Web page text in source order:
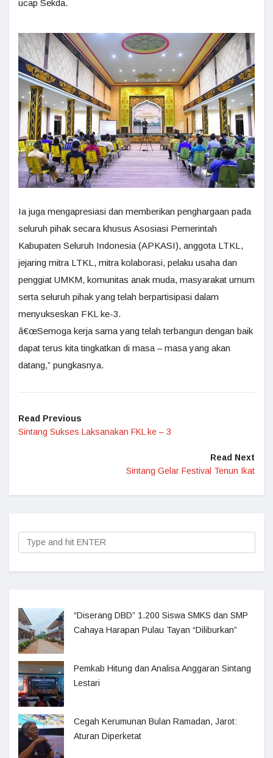
ucap Sekda.
Ia juga mengapresiasi dan memberikan penghargaan pada
seluruh pihak secara khusus Asosiasi Pemerintah
Kabupaten Seluruh Indonesia (APKASI), anggota LTKL,
jejaring mitra LTKL, mitra kolaborasi, pelaku usaha dan
penggiat UMKM, komunitas anak muda, masyarakat umum
serta seluruh pihak yang telah berpartisipasi dalam
menyukseskan FKL ke-3.
â€œSemoga kerja sama yang telah terbangun dengan baik
dapat terus kita tingkatkan di masa – masa yang akan
datang,” pungkasnya.
Read Previous
Sintang Sukses Laksanakan FKL ke – 3
Read Next
Sintang Gelar Festival Tenun Ikat
“Diserang DBD” 1.200 Siswa SMKS dan SMP
Cahaya Harapan Pulau Tayan “Diliburkan”
Pemkab Hitung dan Analisa Anggaran Sintang
Lestari
Cegah Kerumunan Bulan Ramadan, Jarot:
Aturan Diperketat